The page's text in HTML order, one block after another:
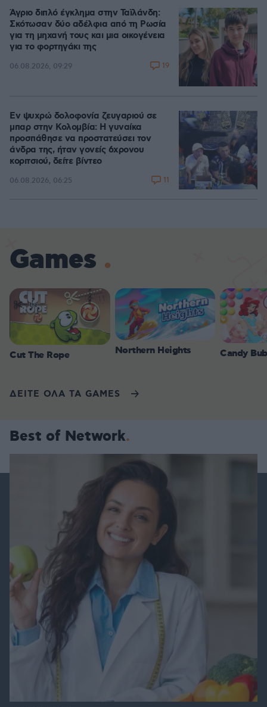
Άγριο διπλό έγκλημα στην Ταϊλάνδη:
Σκότωσαν δύο αδέλφια από τη Ρωσία
για τη μηχανή τους και μια οικογένεια
για το φορτηγάκι της
06.08.2026, 09:29 19
Εν ψυχρώ δολοφονία ζευγαριού σε
μπαρ στην Κολομβία: Η γυναίκα
προσπάθησε να προστατεύσει τον
άνδρα της, ήταν γονείς 6χρονου
κοριτσιού, δείτε βίντεο
06.08.2026, 06:25 11
Games
Cut The Rope Northern Heights Candy
ΔΕΙΤΕ ΟΛΑ ΤΑ GAMES
Best of Network